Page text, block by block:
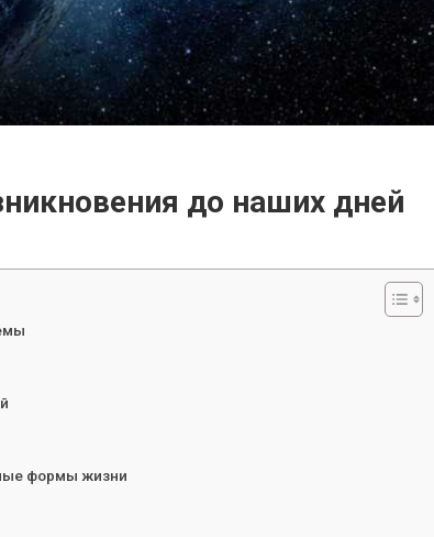
до наших дней
формы жизни